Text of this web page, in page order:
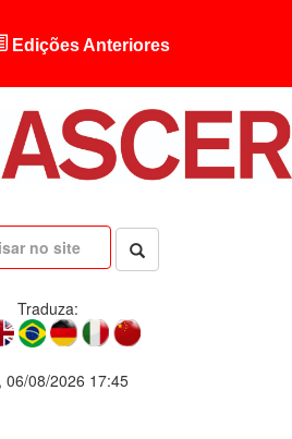
Edições Anteriores
Traduza:
06/08/2026 17:45